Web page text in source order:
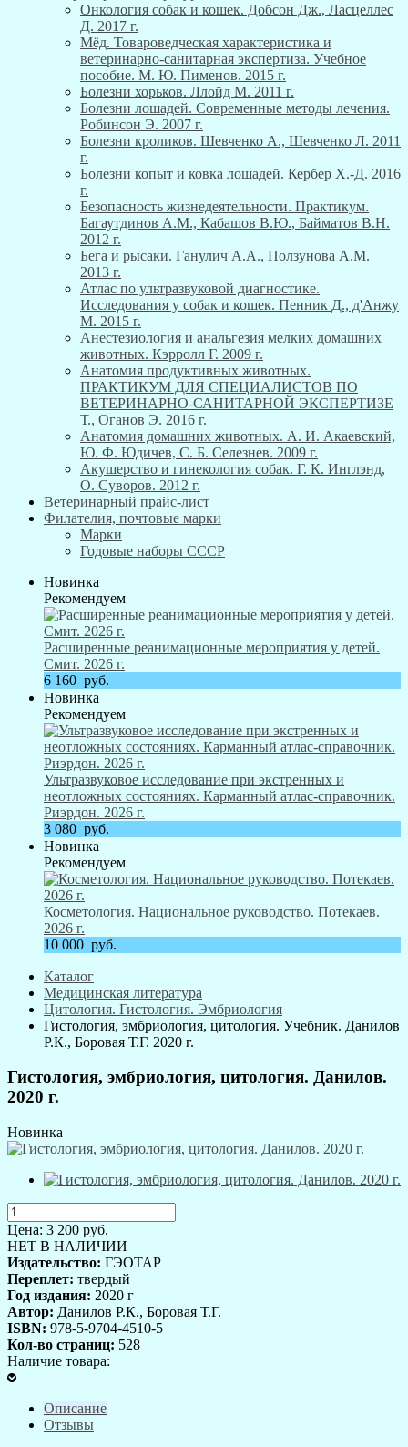
Онкология собак и кошек. Добсон Дж., Ласцеллес
Д. 2017 г.
Мёд. Товароведческая характеристика и
ветеринарно-санитарная экспертиза. Учебное
пособие. М. Ю. Пименов. 2015 г.
Болезни хорьков. Ллойд М. 2011 г.
Болезни лошадей. Современные методы лечения.
Робинсон Э. 2007 г.
Болезни кроликов. Шевченко А., Шевченко Л. 2011
г.
Болезни копыт и ковка лошадей. Кербер Х.-Д. 2016
г.
Безопасность жизнедеятельности. Практикум.
Багаутдинов А.М., Кабашов В.Ю., Байматов В.Н.
2012 г.
Бега и рысаки. Ганулич А.А., Ползунова А.М.
2013 г.
Атлас по ультразвуковой диагностике.
Исследования у собак и кошек. Пенник Д., д'Анжу
М. 2015 г.
Анестезиология и анальгезия мелких домашних
животных. Кэрролл Г. 2009 г.
Анатомия продуктивных животных.
ПРАКТИКУМ ДЛЯ СПЕЦИАЛИСТОВ ПО
ВЕТЕРИНАРНО-САНИТАРНОЙ ЭКСПЕРТИЗЕ
Т., Оганов Э. 2016 г.
Анатомия домашних животных. А. И. Акаевский,
Ю. Ф. Юдичев, С. Б. Селезнев. 2009 г.
Акушерство и гинекология собак. Г. К. Инглэнд,
О. Суворов. 2012 г.
Ветеринарный прайс-лист
Филателия, почтовые марки
Марки
Годовые наборы СССР
Новинка
Рекомендуем
Расширенные реанимационные мероприятия у детей.
Смит. 2026 г.
6 160 руб.
Новинка
Рекомендуем
Ультразвуковое исследование при экстренных и
неотложных состояниях. Карманный атлас-справочник.
Риэрдон. 2026 г.
3 080 руб.
Новинка
Рекомендуем
Косметология. Национальное руководство. Потекаев.
2026 г.
10 000 руб.
Каталог
Медицинская литература
Цитология. Гистология. Эмбриология
Гистология, эмбриология, цитология. Учебник. Данилов
Р.К., Боровая Т.Г. 2020 г.
Гистология, эмбриология, цитология. Данилов.
2020 г.
Новинка
Цена: 3 200 руб.
НЕТ В НАЛИЧИИ
Издательство: ГЭОТАР
Переплет: твердый
Год издания: 2020 г
Автор: Данилов Р.К., Боровая Т.Г.
ISBN: 978-5-9704-4510-5
Кол-во страниц: 528
Наличие товара:
Описание
Отзывы